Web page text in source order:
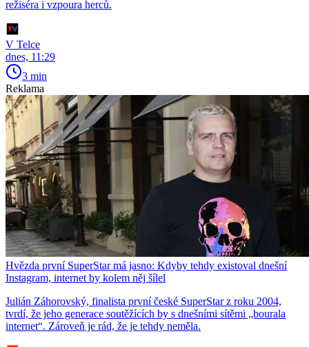
režiséra i vzpoura herců.
V Telce
dnes, 11:29
3 min
Reklama
Hvězda první SuperStar má jasno: Kdyby tehdy existoval dnešní
Instagram, internet by kolem něj šílel
Julián Záhorovský, finalista první české SuperStar z roku 2004,
tvrdí, že jeho generace soutěžících by s dnešními sítěmi „bourala
internet“. Zároveň je rád, že je tehdy neměla.